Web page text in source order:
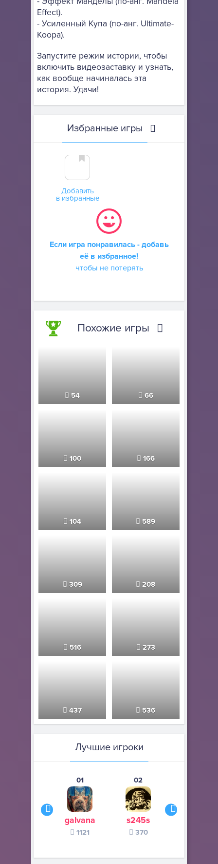
Effect).
- Усиленный Купа (по-анг. Ultimate-
Koopa).
Запустите режим истории, чтобы
включить видеозаставку и узнать,
как вообще начиналась эта
история. Удачи!
Избранные игры
Добавить
в избранные
Если игра понравилась - добавь
её в избранное!
чтобы не потерять
Похожие игры
54 66
100 166
104 589
309 208
516 273
437 536
Лучшие игроки
01
galvana
1121
02
s245s
370